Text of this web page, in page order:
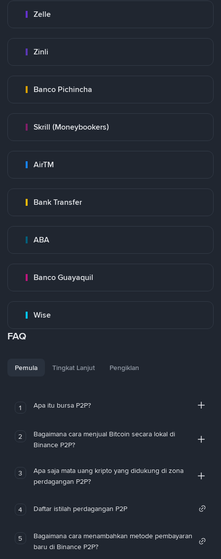
Zelle
Zinli
Banco Pichincha
Skrill (Moneybookers)
AirTM
Bank Transfer
ABA
Banco Guayaquil
Wise
FAQ
Pemula Tingkat Lanjut Pengiklan
1 Apa itu bursa P2P?
2
Bagaimana cara menjual Bitcoin secara lokal di
Binance P2P?
3
Apa saja mata uang kripto yang didukung di zona
perdagangan P2P?
4 Daftar istilah perdagangan P2P
5
Bagaimana cara menambahkan metode pembayaran
baru di Binance P2P?